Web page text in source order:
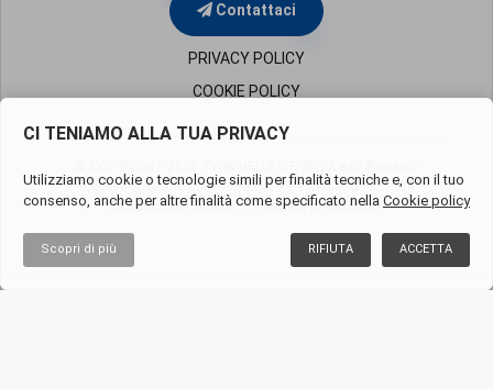
Contattaci
PRIVACY POLICY
COOKIE POLICY
Imprese di Milano05819650960 – REA Milano 1851394
Cap.Soc.Euro 50.000 i.v. - Società uninominale
CI TENIAMO ALLA TUA PRIVACY
Utilizziamo cookie o tecnologie simili per finalità tecniche e, con il tuo
consenso, anche per altre finalità come specificato nella Cookie policy
Scopri di più ACCETTA
RIFIUTA